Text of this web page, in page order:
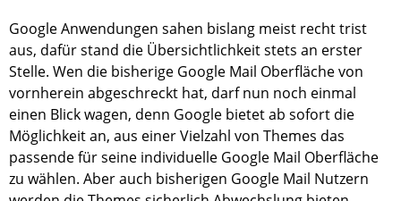
Google Anwendungen sahen bislang meist recht trist
aus, dafür stand die Übersichtlichkeit stets an erster
Stelle. Wen die bisherige Google Mail Oberfläche von
vornherein abgeschreckt hat, darf nun noch einmal
einen Blick wagen, denn Google bietet ab sofort die
Möglichkeit an, aus einer Vielzahl von Themes das
passende für seine individuelle Google Mail Oberfläche
zu wählen. Aber auch bisherigen Google Mail Nutzern